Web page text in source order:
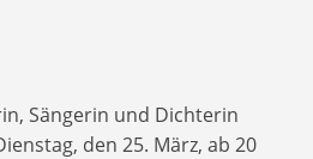
Sängerin und Dichterin
den 25. März, ab 20